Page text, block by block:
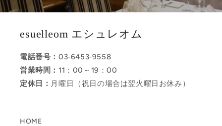
esuelleom エシュレオム
電話番号： 03‐6453‐9558
営業時間： 11：00～19：00
定休日： 月曜日（祝日の場合は翌火曜日お休み）
HOME